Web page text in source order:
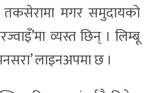
मगर समुदायको
व्यस्त छिन् । लिम्बू
लाइनअपमा छ ।